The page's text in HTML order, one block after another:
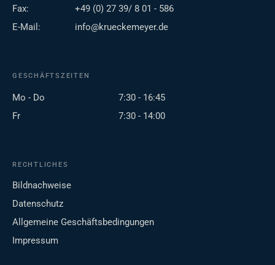
Fax:
+49 (0) 27 39/ 8 01 - 586
E-Mail:
info@krueckemeyer.de
GESCHÄFTSZEITEN
Mo - Do
7:30 - 16:45
Fr
7:30 - 14:00
RECHTLICHES
Bildnachweise
Datenschutz
Allgemeine Geschäftsbedingungen
Impressum